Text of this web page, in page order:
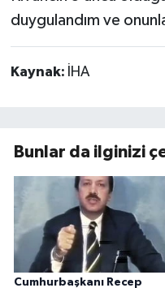
duygulandım ve
Kaynak: İHA
Bunlar da ilginizi
Cumhurbaşkanı Recep